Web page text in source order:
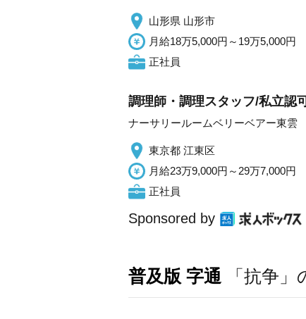
山形県 山形市
月給18万5,000円～19万5,000円
正社員
調理師・調理スタッフ/私立認
ナーサリールームベリーベアー東雲
東京都 江東区
月給23万9,000円～29万7,000円
正社員
Sponsored by
普及版 字通 「抗争